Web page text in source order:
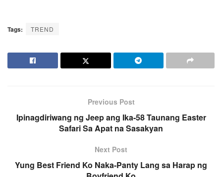
Tags: TREND
Previous Post
Ipinagdiriwang ng Jeep ang Ika-58 Taunang Easter
Safari Sa Apat na Sasakyan
Next Post
Yung Best Friend Ko Naka-Panty Lang sa Harap ng